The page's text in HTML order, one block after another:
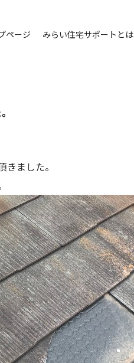
ページ みらい住宅サポートとは
ました。